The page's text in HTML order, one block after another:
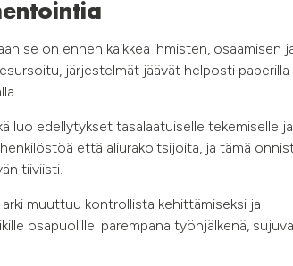
se on ennen kaikkea ihmisten, osaamisen
järjestelmät jäävät helposti paperilla
luo edellytykset tasalaatuiselle tekemiselle ja
että aliurakoitsijoita, ja tämä
tiiviisti.
muuttuu kontrollista kehittämiseksi ja
osapuolille: parempana työnjälkenä,